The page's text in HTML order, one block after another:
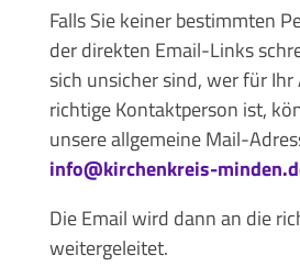
Falls Sie keiner bestimmten
der direkten Email-Links
sich unsicher sind, wer für Ihr
richtige Kontaktperson ist,
unsere allgemeine Mail-
info@kirchenkreis-
Die Email wird dann an die
weitergeleitet.